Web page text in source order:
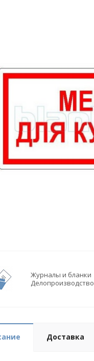
Журналы и бланки
Делопроизводство
Доставка